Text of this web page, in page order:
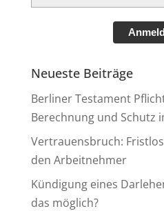
Neueste Beiträge
Berliner Testament
Berechnung und Schutz
Vertrauensbruch:
den Arbeitnehmer
Kündigung eines
das möglich?